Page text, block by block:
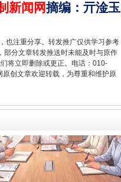
新闻网摘编 ： 亓淦玉
也注重分享。转发推广仅供学习参考
部分文章转发推送时未能及时与原作
将立即删除或更正。电话：010-
创文章欢迎转载，为尊重和维护原
揭开“小金库”的免责幌子